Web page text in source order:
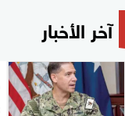
آخر الأخبار